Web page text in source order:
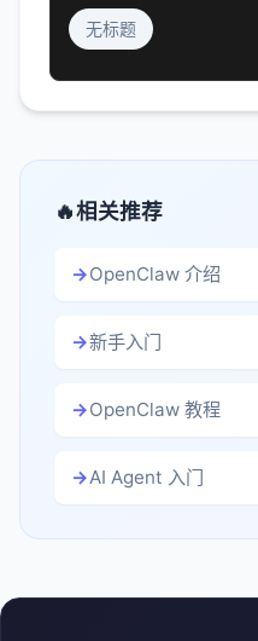
无标题
相关推荐
OpenClaw 介绍
新手入门
OpenClaw 教程
AI Agent 入门